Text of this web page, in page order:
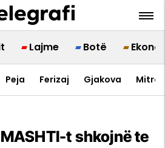
Lajme Botë
Peja Ferizaj Gjakova
t shkojnë te